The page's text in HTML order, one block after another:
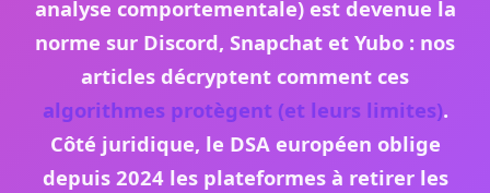
analyse comportementale) est devenue la
norme sur Discord, Snapchat et Yubo : nos
articles décryptent comment ces
algorithmes protègent (et leurs limites).
Côté juridique, le DSA européen oblige
depuis 2024 les plateformes à retirer les